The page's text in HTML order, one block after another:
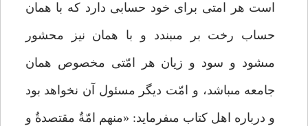
است هر امتى براى خود حسابى دارد كه با همان
حساب رخت بر مى‏بندد و با همان نيز محشور
مى‏شود و سود و زيان هر امّتى مخصوص همان
جامعه مى‏باشد، و امّت ديگر مسئول آن نخواهد بود
و درباره اهل كتاب مى‏فرمايد: «منهم امّةٌ مقتصدةٌ و